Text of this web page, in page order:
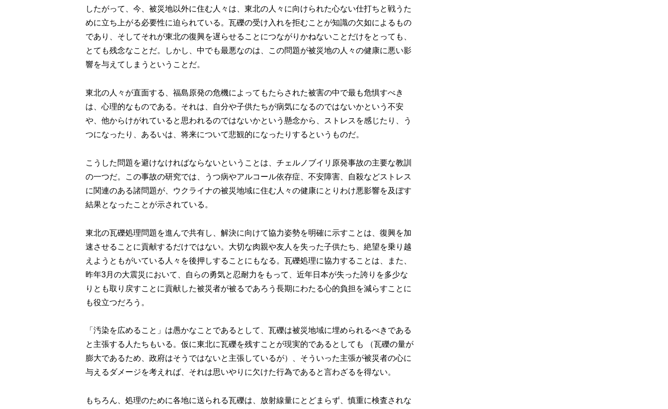
したがって、今、被災地以外に住む人々は、東北の人々に向けられた心ない仕打ちと戦うた
めに立ち上がる必要性に迫られている。瓦礫の受け入れを拒むことが知識の欠如によるもの
であり、そしてそれが東北の復興を遅らせることにつながりかねないことだけをとっても、
とても残念なことだ。しかし、中でも最悪なのは、この問題が被災地の人々の健康に悪い影
響を与えてしまうということだ。
東北の人々が直面する、福島原発の危機によってもたらされた被害の中で最も危惧すべき
は、心理的なものである。それは、自分や子供たちが病気になるのではないかという不安
や、他からけがれていると思われるのではないかという懸念から、ストレスを感じたり、う
つになったり、あるいは、将来について悲観的になったりするというものだ。
こうした問題を避けなければならないということは、チェルノブイリ原発事故の主要な教訓
の一つだ。この事故の研究では、うつ病やアルコール依存症、不安障害、自殺などストレス
に関連のある諸問題が、ウクライナの被災地域に住む人々の健康にとりわけ悪影響を及ぼす
結果となったことが示されている。
東北の瓦礫処理問題を進んで共有し、解決に向けて協力姿勢を明確に示すことは、復興を加
速させることに貢献するだけではない。大切な肉親や友人を失った子供たち、絶望を乗り越
えようともがいている人々を後押しすることにもなる。瓦礫処理に協力することは、また、
昨年3月の大震災において、自らの勇気と忍耐力をもって、近年日本が失った誇りを多少な
りとも取り戻すことに貢献した被災者が被るであろう長期にわたる心的負担を減らすことに
も役立つだろう。
「汚染を広めること」は愚かなことであるとして、瓦礫は被災地域に埋められるべきである
と主張する人たちもいる。仮に東北に瓦礫を残すことが現実的であるとしても （瓦礫の量が
膨大であるため、政府はそうではないと主張しているが）、そういった主張が被災者の心に
与えるダメージを考えれば、それは思いやりに欠けた行為であると言わざるを得ない。
もちろん、処理のために各地に送られる瓦礫は、放射線量にとどまらず、慎重に検査されな